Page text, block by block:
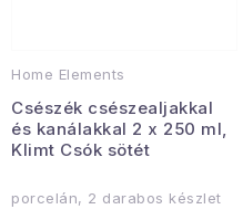
Home Elements
Csészék csészealjakkal
és kanálakkal 2 x 250 ml,
Klimt Csók sötét
porcelán, 2 darabos készlet